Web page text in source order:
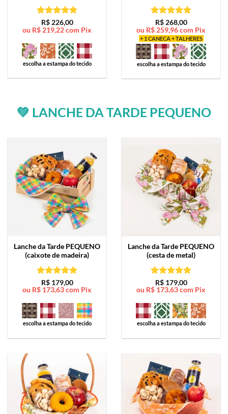
Avaliação5
de 5
R$226,00
ou R$ 219,22com Pix
escolha a estampa do tecido
Avaliação5
de 5
R$268,00
ou R$ 259,96com Pix
+ 1 CANECA + TALHERES
escolha a estampa do tecido
💚 LANCHE DA TARDE PEQUENO
Lanche da Tarde PEQUENO
(caixote de madeira)
Avaliação5
de 5
R$179,00
ou R$ 173,63com Pix
escolha a estampa do tecido
Lanche da Tarde PEQUENO
(cesta de metal)
Avaliação5
de 5
R$179,00
ou R$ 173,63com Pix
escolha a estampa do tecido